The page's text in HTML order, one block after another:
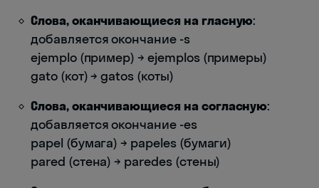
Слова, оканчивающиеся на гласную:
добавляется окончание -s
ejemplo (пример) → ejemplos (примеры)
gato (кот) → gatos (коты)
Слова, оканчивающиеся на согласную:
добавляется окончание -es
papel (бумага) → papeles (бумаги)
pared (стена) → paredes (стены)